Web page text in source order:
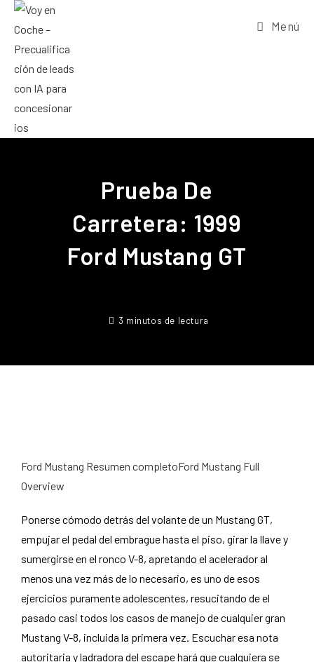
Menú
Prueba De
Carretera: 1999
Ford Mustang GT
3 minutos de lectura
Ford Mustang Resumen completoFord Mustang Full
Overview
Ponerse cómodo detrás del volante de un Mustang GT,
empujar el pedal del embrague hasta el piso, girar la llave y
sumergirse en el ronco V-8, apretando el acelerador al
menos una vez más de lo necesario, es uno de esos
ejercicios puramente adolescentes, resucitando de el
pasado casi todos los casos de manejo de cualquier gran
Mustang V-8, incluida la primera vez. Escuchar esa nota
autoritaria y ladradora del escape hará que cualquiera se